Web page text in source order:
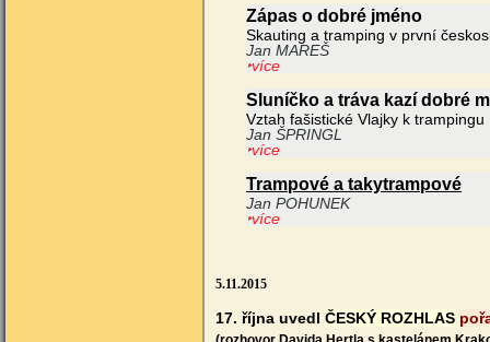
Zápas o dobré jméno
Skauting a tramping v první
Jan MAREŠ
‣více
Sluníčko a tráva kazí dobré
Vztah fašistické Vlajky k trampingu
Jan ŠPRINGL
‣více
Trampové a takytrampové
Jan POHUNEK
‣více
5.11.2015
17. října uvedl ČESKÝ ROZHLAS